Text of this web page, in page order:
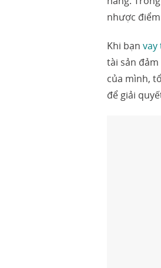
nhược
Khi bạn vay
tài sản
của mình,
để giải